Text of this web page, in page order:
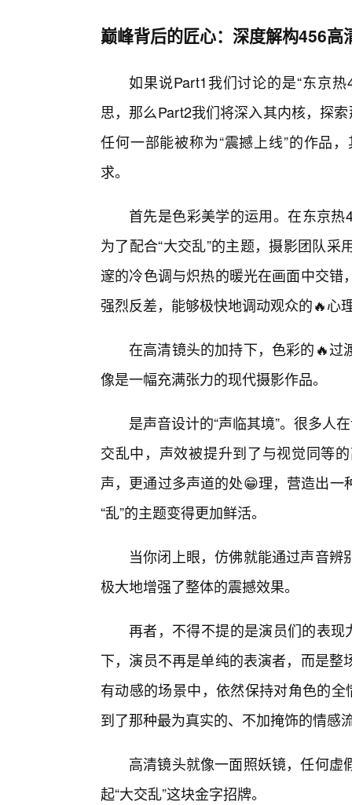
巅峰背后的匠心：深度解构456高
如果说Part1我们讨论的是“东京
思，那么Part2我们将深入其内核，探
任何一部能被称为“震撼上线”的作品
求。
首先是色彩美学的运用。在东京
为了配合“大交乱”的主题，摄影团队
邃的冷色调与炽热的暖光在画面中交
强烈反差，能够极快地调动观众的🔥心
在高清镜头的加持下，色彩的🔥过
像是一幅充满张力的现代摄影作品。
是声音设计的“声临其境”。很多人
交乱中，声效被提升到了与视觉同等
声，更通过多声道的处😁理，营造出
“乱”的主题变得更加鲜活。
当你闭上眼，仿佛就能通过声音
极大地增强了整体的震撼效果。
再者，不得不提的是演员们的表现
下，演员不再是单纯的表演者，而是
有动感的场景中，依然保持对角色的
到了那种最为真实的、不加掩饰的情感
高清镜头就像一面照妖镜，任何
起“大交乱”这块金字招牌。